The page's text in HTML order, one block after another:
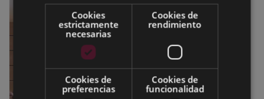
Cookies
estrictamente
necesarias
Cookies de
rendimiento
Cookies de
preferencias
Cookies de
funcionalidad